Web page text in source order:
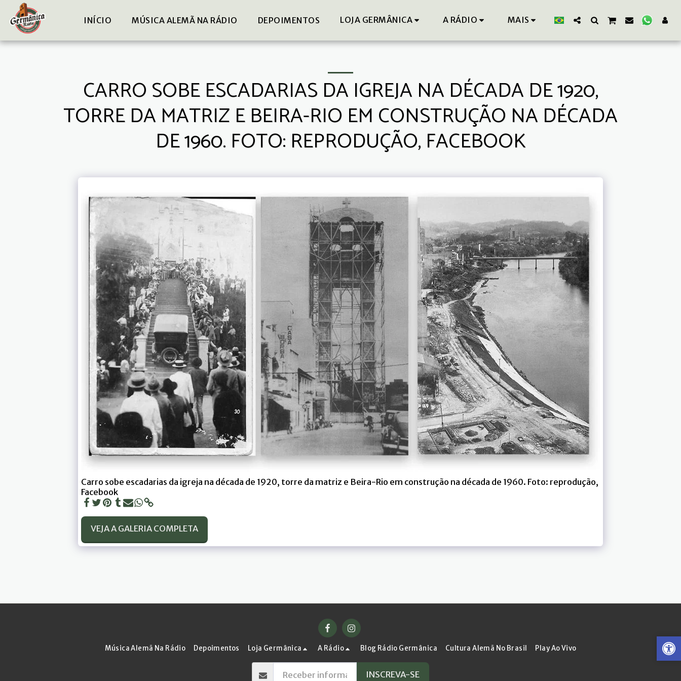
INÍCIO MÚSICA ALEMÃ NA RÁDIO DEPOIMENTOS LOJA GERMÂNICA A RÁDIO MAIS
CARRO SOBE ESCADARIAS DA IGREJA NA DÉCADA DE 1920,
TORRE DA MATRIZ E BEIRA-RIO EM CONSTRUÇÃO NA DÉCADA
DE 1960. FOTO: REPRODUÇÃO, FACEBOOK
Carro sobe escadarias da igreja na década de 1920, torre da matriz e Beira-Rio em construção na década de 1960. Foto: reprodução,
Facebook
VEJA A GALERIA COMPLETA
Música Alemã Na Rádio Depoimentos Loja Germânica A Rádio Blog Rádio Germânica Cultura Alemã No Brasil Play Ao Vivo
INSCREVA-SE